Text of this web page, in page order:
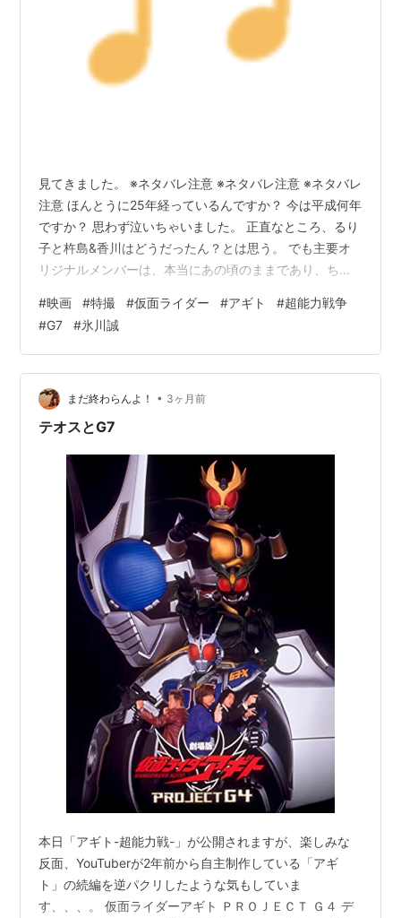
見てきました。 ※ネタバレ注意 ※ネタバレ注意 ※ネタバレ
注意 ほんとうに25年経っているんですか？ 今は平成何年
ですか？ 思わず泣いちゃいました。 正直なところ、るり
子と杵島&香川はどうだったん？とは思う。 でも主要オ
リジナルメンバーは、本当にあの頃のままであり、ちゃ
凄く嬉しかったですね。 冒頭のG3とG3Xの合成具合には
ちょっと「おお…」とはなったけど、やっぱあのG3ユニ
ットの発砲音のﾀﾞﾝｯﾀﾞﾝｯて音はやっぱ気持ちがいい。 ギ
ルアギトって名前はちょっとダサいなとは思いつつ、超
能力者は変身しないほうがなんか個性があってよかっ
た。若干ベルト…
#映画 #特撮 #仮面ライダー #アギト #超能力戦争
#G7 #氷川誠
まだ終わらんよ！ • 3ヶ月前
テオスとG7
本日「アギト-超能力戦-」が公開されますが、楽しみな
反面、YouTuberが2年前から自主制作している「アギ
ト」の続編を逆パクリしたような気もしていま
す、、、。 仮面ライダーアギト ＰＲＯＪＥＣＴ Ｇ４ デ